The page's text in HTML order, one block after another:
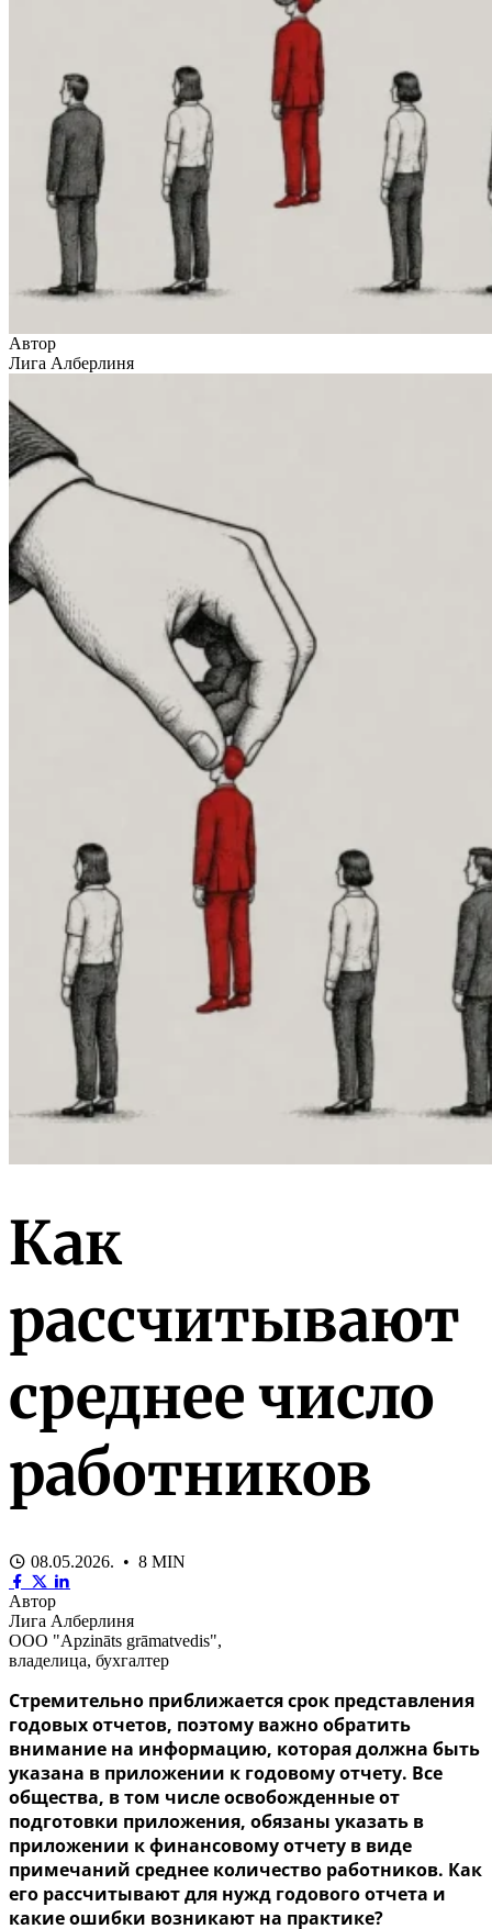
Автор
Лига Алберлиня
Как
рассчитывают
среднее число
работников
08.05.2026. • 8 MIN
Автор
Лига Алберлиня
ООО "Apzināts grāmatvedis",
владелица, бухгалтер
Стремительно приближается срок представления
годовых отчетов, поэтому важно обратить
внимание на информацию, которая должна быть
указана в приложении к годовому отчету. Все
общества, в том числе освобожденные от
подготовки приложения, обязаны указать в
приложении к финансовому отчету в виде
примечаний среднее количество работников. Как
его рассчитывают для нужд годового отчета и
какие ошибки возникают на практике?